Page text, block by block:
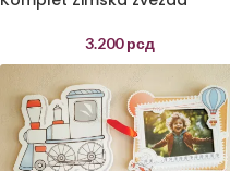
3.200рсд